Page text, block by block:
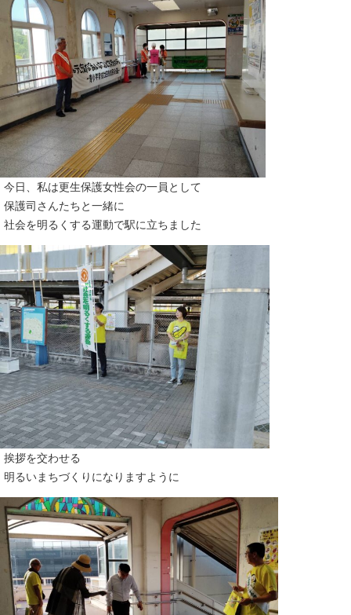
今日、私は更生保護女性会の一員として
保護司さんたちと一緒に
社会を明るくする運動で駅に立ちました
挨拶を交わせる
明るいまちづくりになりますように